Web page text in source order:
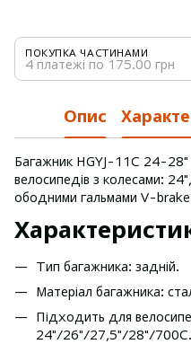
ПОКУПКА ЧАСТИНАМИ
4 платежі по 175.00 грн
Опис
Багажник HGYJ-11C 24-
велосипедів з колесами:
ободними гальмами V-
Тип багажника: задній.
Матеріал багажника:
Підходить для
24"/26"/27,5"/28"/700C.